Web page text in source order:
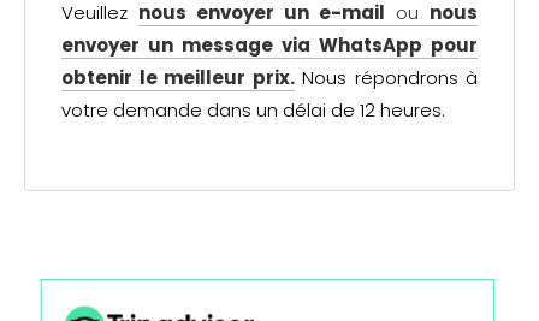
Veuillez nous envoyer un e-mail ou nous
envoyer un message via WhatsApp pour
obtenir le meilleur prix.Nous répondrons à
votre demande dans un délai de 12 heures.